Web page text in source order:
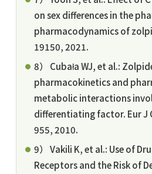
on sex differences in the
pharmacodynamics of
19150, 2021.
8） Cubała WJ, et al.:
pharmacokinetics and
metabolic interactions
differentiating factor. Eur J
955, 2010.
9） Vakili K, et al.: Use of
Receptors and the Risk of